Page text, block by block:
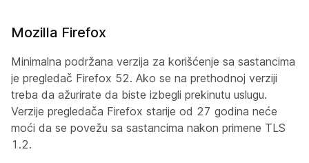
Mozilla Firefox
Minimalna podržana verzija za korišćenje sa sastancima
je pregledač Firefox 52. Ako se na prethodnoj verziji
treba da ažurirate da biste izbegli prekinutu uslugu.
Verzije pregledača Firefox starije od 27 godina neće
moći da se povežu sa sastancima nakon primene TLS
1.2.